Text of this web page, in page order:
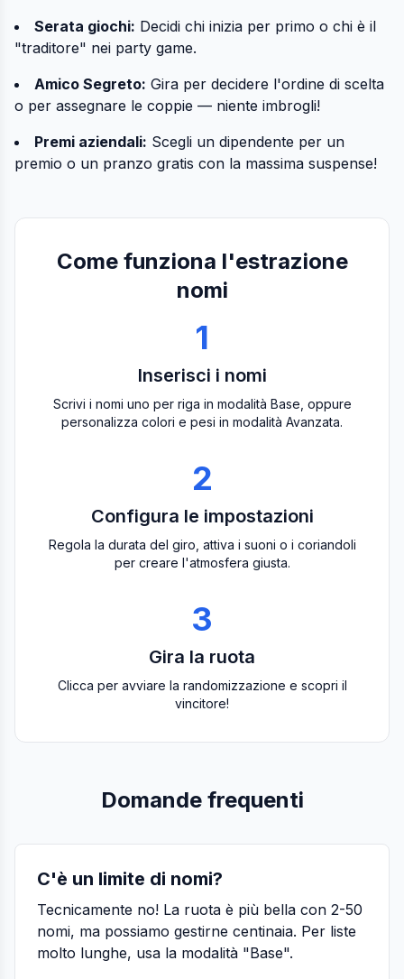
Serata giochi: Decidi chi inizia per primo o chi è il
"traditore" nei party game.
Amico Segreto: Gira per decidere l'ordine di scelta
o per assegnare le coppie — niente imbrogli!
Premi aziendali: Scegli un dipendente per un
premio o un pranzo gratis con la massima suspense!
Come funziona l'estrazione
nomi
1
Inserisci i nomi
Scrivi i nomi uno per riga in modalità Base, oppure
personalizza colori e pesi in modalità Avanzata.
2
Configura le impostazioni
Regola la durata del giro, attiva i suoni o i coriandoli
per creare l'atmosfera giusta.
3
Gira la ruota
Clicca per avviare la randomizzazione e scopri il
vincitore!
Domande frequenti
C'è un limite di nomi?
Tecnicamente no! La ruota è più bella con 2-50
nomi, ma possiamo gestirne centinaia. Per liste
molto lunghe, usa la modalità "Base".